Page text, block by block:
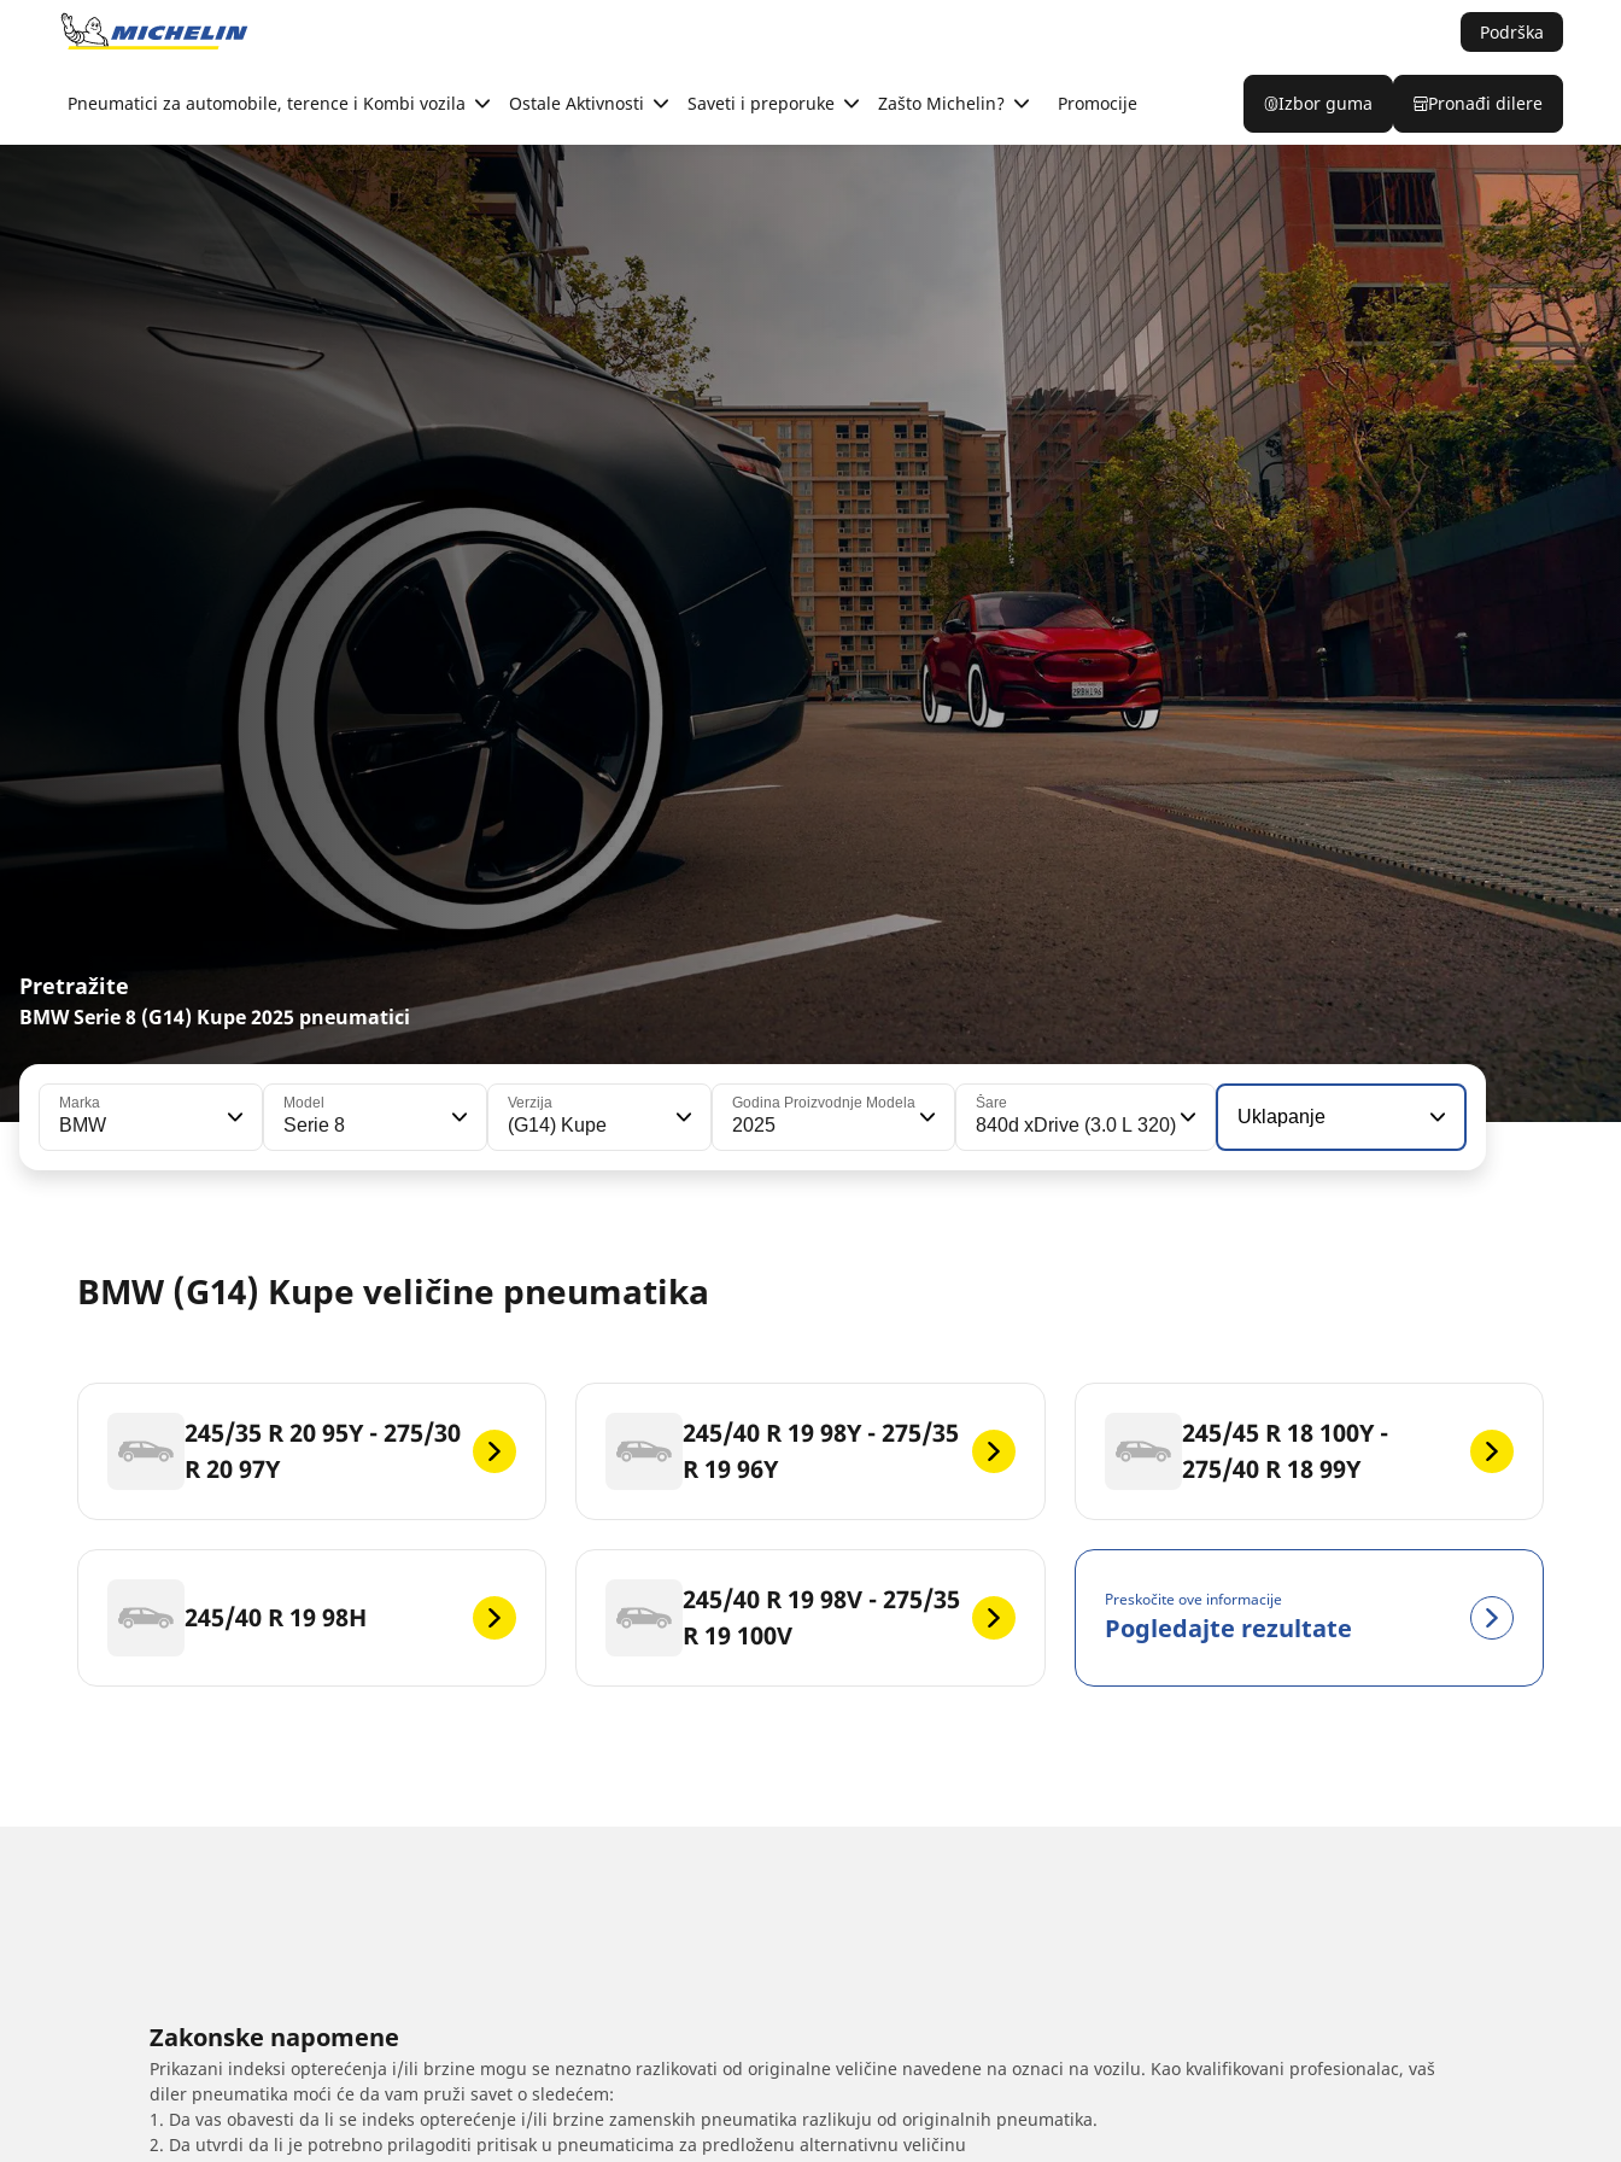
Go to page content
Podrška
Pneumatici za automobile, terence i Kombi vozila Ostale Aktivnosti Saveti i preporuke Zašto Michelin? Promocije Izbor guma Pronađi dilere
Pretražite
BMW Serie 8 (G14) Kupe 2025 pneumatici
Marka
BMW
Model
Serie 8
Verzija
(G14) Kupe
Godina Proizvodnje Modela
2025
Šare
840d xDrive (3.0 L 320) Uklapanje
BMW (G14) Kupe veličine pneumatika
245/35 R 20 95Y - 275/30
R 20 97Y
245/40 R 19 98Y - 275/35
R 19 96Y
245/45 R 18 100Y -
275/40 R 18 99Y
245/40 R 19 98H
245/40 R 19 98V - 275/35
R 19 100V
Preskočite ove informacije
Pogledajte rezultate
Zakonske napomene
Prikazani indeksi opterećenja i/ili brzine mogu se neznatno razlikovati od originalne veličine navedene na oznaci na vozilu. Kao kvalifikovani profesionalac, vaš
diler pneumatika moći će da vam pruži savet o sledećem:
1. Da vas obavesti da li se indeks opterećenje i/ili brzine zamenskih pneumatika razlikuju od originalnih pneumatika.
2. Da utvrdi da li je potrebno prilagoditi pritisak u pneumaticima za predloženu alternativnu veličinu